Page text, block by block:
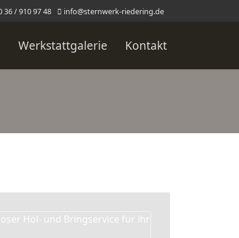
36 / 910 97 48 info@sternwerk-riedering.de
Werkstattgalerie Kontakt